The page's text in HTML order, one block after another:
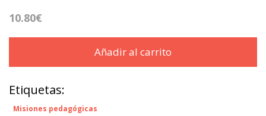
10.80€
Añadir al carrito
Etiquetas:
Misiones pedagógicas